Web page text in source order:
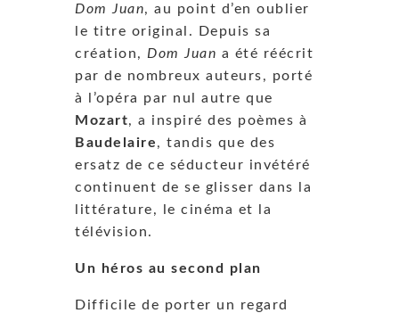
Dom Juan, au point d’en oublier
le titre original. Depuis sa
création, Dom Juan a été réécrit
par de nombreux auteurs, porté
à l’opéra par nul autre que
Mozart, a inspiré des poèmes à
Baudelaire, tandis que des
ersatz de ce séducteur invétéré
continuent de se glisser dans la
littérature, le cinéma et la
télévision.
Un héros au second plan
Difficile de porter un regard